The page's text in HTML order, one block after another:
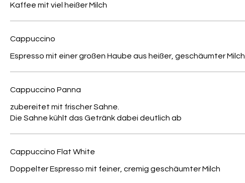
Kaffee mit viel heißer Milch
Cappuccino
Espresso mit einer großen Haube aus heißer, geschäumter Milch
Cappuccino Panna
zubereitet mit frischer Sahne.
Die Sahne kühlt das Getränk dabei deutlich ab
Cappuccino Flat White
Doppelter Espresso mit feiner, cremig geschäumter Milch